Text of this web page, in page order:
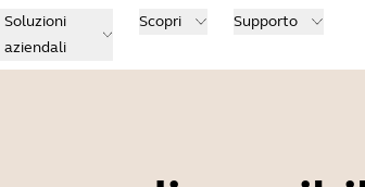
Soluzioni
aziendali
Scopri Supporto